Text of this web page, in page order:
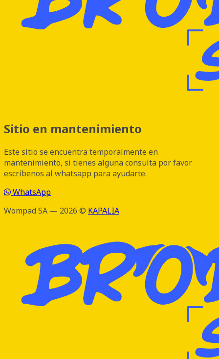
Sitio en mantenimiento
Este sitio se encuentra temporalmente en
mantenimiento, si tienes alguna consulta por favor
escríbenos al whatsapp para ayudarte.
WhatsApp
Wompad SA — 2026 © KAPALIA